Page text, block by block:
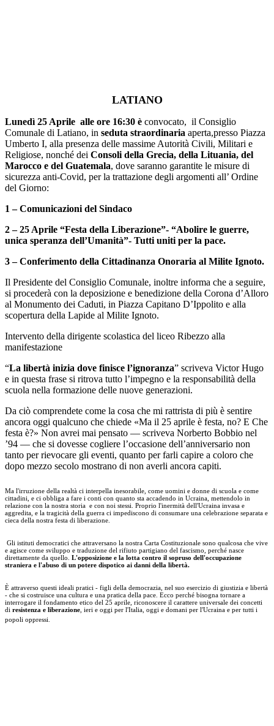
LATIANO
Lunedì 25 Aprile alle ore 16:30 è convocato, il Consiglio
Comunale di Latiano, in seduta straordinaria aperta,presso Piazza
Umberto I, alla presenza delle massime Autorità Civili, Militari e
Religiose, nonché dei Consoli della Grecia, della Lituania, del
Marocco e del Guatemala, dove saranno garantite le misure di
sicurezza anti-Covid, per la trattazione degli argomenti all’ Ordine
del Giorno:
1 – Comunicazioni del Sindaco
2 – 25 Aprile “Festa della Liberazione”- “Abolire le guerre,
unica speranza dell’Umanità”- Tutti uniti per la pace.
3 – Conferimento della Cittadinanza Onoraria al Milite Ignoto.
Il Presidente del Consiglio Comunale, inoltre informa che a seguire,
si procederà con la deposizione e benedizione della Corona d’Alloro
al Monumento dei Caduti, in Piazza Capitano D’Ippolito e alla
scopertura della Lapide al Milite Ignoto.
Intervento della dirigente scolastica del liceo Ribezzo alla
manifestazione
“La libertà inizia dove finisce l’ignoranza” scriveva Victor Hugo
e in questa frase si ritrova tutto l’impegno e la responsabilità della
scuola nella formazione delle nuove generazioni.
Da ciò comprendete come la cosa che mi rattrista di più è sentire
ancora oggi qualcuno che chiede «Ma il 25 aprile è festa, no? E Che
festa è?» Non avrei mai pensato — scriveva Norberto Bobbio nel
’94 — che si dovesse cogliere l’occasione dell’anniversario non
tanto per rievocare gli eventi, quanto per farli capire a coloro che
dopo mezzo secolo mostrano di non averli ancora capiti.
Ma l'irruzione della realtà ci interpella inesorabile, come uomini e donne di scuola e come
cittadini, e ci obbliga a fare i conti con quanto sta accadendo in Ucraina, mettendolo in
relazione con la nostra storia e con noi stessi. Proprio l'inermità dell'Ucraina invasa e
aggredita, e la tragicità della guerra ci impediscono di consumare una celebrazione separata e
cieca della nostra festa di liberazione.
Gli istituti democratici che attraversano la nostra Carta Costituzionale sono qualcosa che vive
e agisce come sviluppo e traduzione del rifiuto partigiano del fascismo, perché nasce
direttamente da quello. L'opposizione e la lotta contro il sopruso dell'occupazione
straniera e l'abuso di un potere dispotico ai danni della libertà.
È attraverso questi ideali pratici - figli della democrazia, nel suo esercizio di giustizia e libertà
- che si costruisce una cultura e una pratica della pace. Ecco perché bisogna tornare a
interrogare il fondamento etico del 25 aprile, riconoscere il carattere universale dei concetti
di resistenza e liberazione , ieri e oggi per l'Italia, oggi e domani per l'Ucraina e per tutti i
popoli oppressi.